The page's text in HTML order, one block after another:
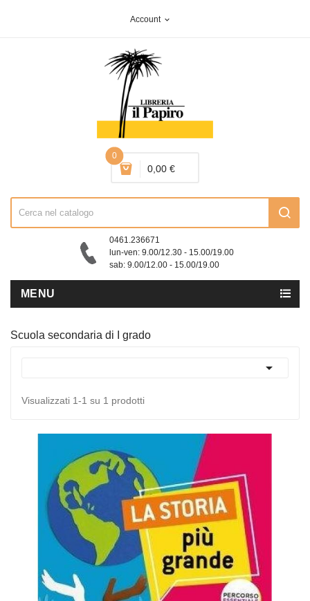
Account expand_more
0
0,00 €
0461.236671
lun-ven: 9.00/12.30 - 15.00/19.00
sab: 9.00/12.00 - 15.00/19.00
MENU
Scuola secondaria di I grado

Visualizzati 1-1 su 1 prodotti